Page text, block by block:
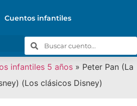
Cuentos infantiles
infantiles 5 años » Peter Pan (La
(Los clásicos Disney)